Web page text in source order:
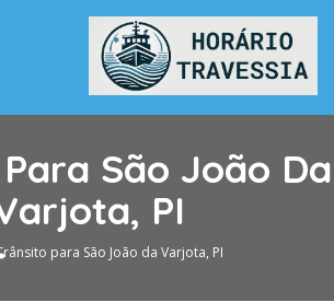
São João Da
PI
para São João da Varjota, PI